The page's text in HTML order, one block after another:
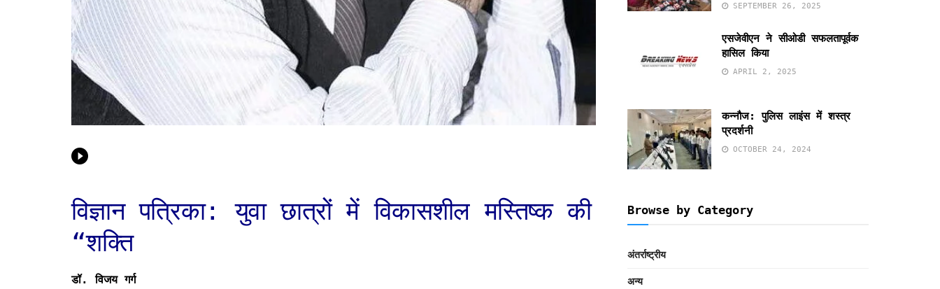
विज्ञान पत्रिका: युवा छात्रों में विकासशील मस्तिष्क की
“शक्ति
डॉ. विजय गर्ग
SEPTEMBER 26, 2025
एसजेवीएन ने सीओडी सफलतापूर्वक
हासिल किया
APRIL 2, 2025
कन्नौज: पुलिस लाइंस में शस्त्र
प्रदर्शनी
OCTOBER 24, 2024
Browse by Category
अंतर्राष्ट्रीय
अन्य